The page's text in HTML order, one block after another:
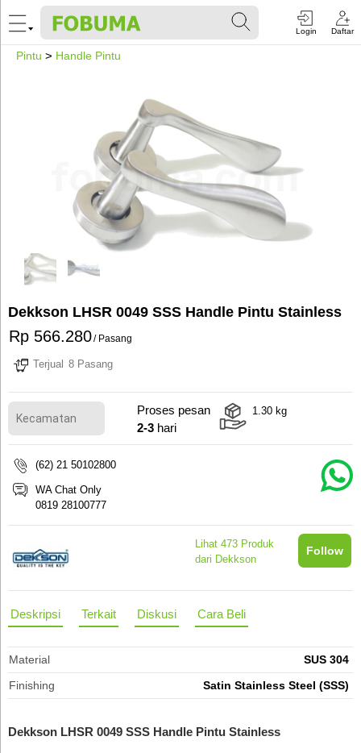
Login Daftar
Pintu > Handle Pintu
Dekkson LHSR 0049 SSS Handle Pintu Stainless
Rp 566.280/ Pasang
Terjual 8 Pasang
Proses pesan
2-3 hari
1.30 kg
(62) 21 50102800
WA Chat Only
0819 28100777
Lihat 473 Produk
dari Dekkson
Follow
Deskripsi Terkait Diskusi Cara Beli
Material
SUS 304
Finishing
Satin Stainless Steel (SSS)
Dekkson LHSR 0049 SSS Handle Pintu Stainless